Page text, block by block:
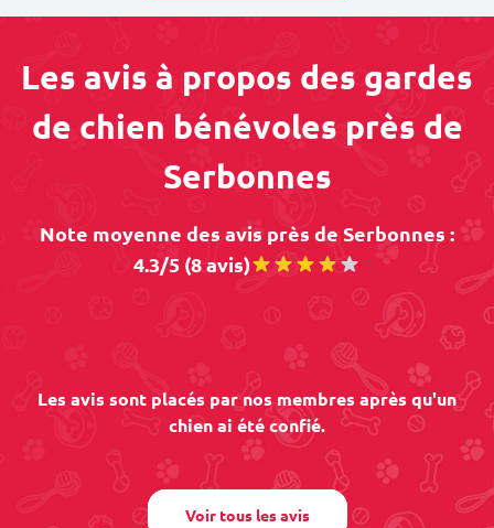
Les avis à propos des gardes
de chien bénévoles près de
Serbonnes
Note moyenne des avis près de Serbonnes :
4.3/5 (8 avis)
Les avis sont placés par nos membres après qu'un
chien ai été confié.
Voir tous les avis